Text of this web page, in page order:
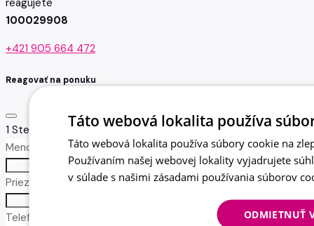
100029908
+421 905 664 472
Reagovať na ponuku
1 Step 1
Meno *
no-icon
Priezvisko *
Telefón *
Táto webová lokalita používa
Táto webová lokalita používa súbory cookie na
Používaním našej webovej lokality vyjadrujete
v súlade s našimi zásadami používania súborov
ODMIETNUŤ